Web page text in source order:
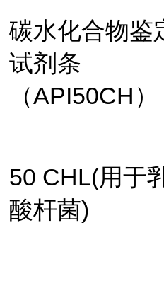
碳水化合物鉴
试剂条
（API50CH）
50 CHL(用于
酸杆菌)